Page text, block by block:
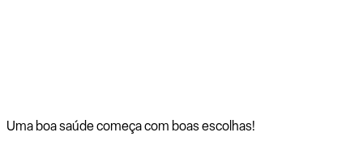
Uma boa saúde começa com boas escolhas!